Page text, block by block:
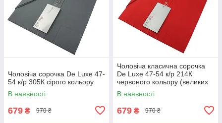
Чоловіча сорочка De Luxe 47-
54 к/р 305К сірого кольору
В наявності
679 ₴ 970 ₴
Чоловіча класична сорочка
De Luxe 47-54 к/р 214К
червоного кольору (великих
розмірів)
В наявності
679 ₴ 970 ₴